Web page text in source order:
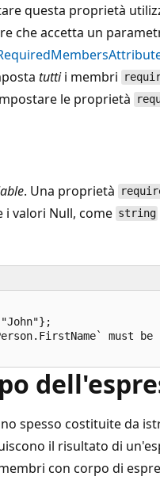
questa proprietà
che accetta un
tuttii membri
le proprietà
. Una proprietà
i valori Null, come string
"John"};
must be
spesso costituite da
il risultato di
con corpo di